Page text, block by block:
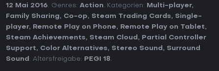
12 Mai 2016. Genres: Action. Kategorien: Multi-player,
Family Sharing, Co-op, Steam Trading Cards, Single-
player, Remote Play on Phone, Remote Play on Tablet,
Steam Achievements, Steam Cloud ,
Partial Controller
Support, Color Alternatives, Stereo Sound , Surround
Sound . Altersfreigabe: PEGI 18.